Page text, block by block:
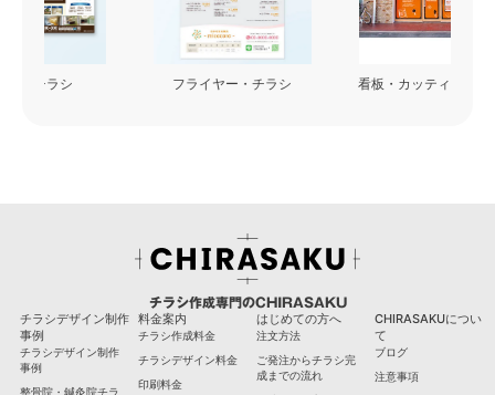
フライヤー・チラシ 看板・カッティングシート
チラシ作成専門のCHIRASAKU
チラシデザイン制作
事例
チラシデザイン制作
事例
整骨院・鍼灸院チラ
料金案内
チラシ作成料金
チラシデザイン料金
印刷料金
はじめての方へ
注文方法
ご発注からチラシ完
成までの流れ
CHIRASAKUについ
て
ブログ
注意事項